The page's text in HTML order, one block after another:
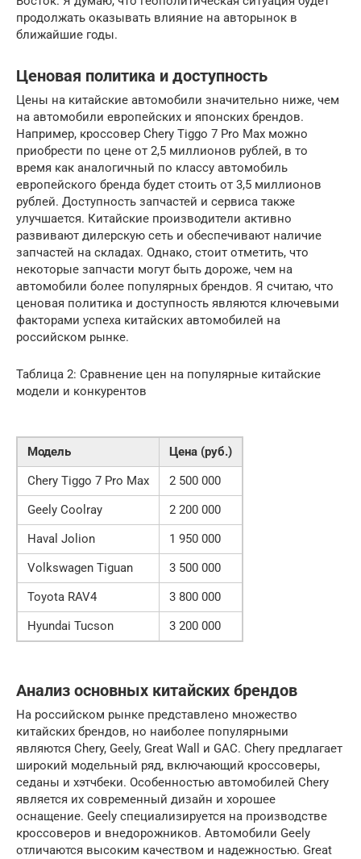
продолжать оказывать влияние на авторынок в
ближайшие годы.
Ценовая политика и доступность
Цены на китайские автомобили значительно ниже, чем
на автомобили европейских и японских брендов.
Например, кроссовер Chery Tiggo 7 Pro Max можно
приобрести по цене от 2,5 миллионов рублей, в то
время как аналогичный по классу автомобиль
европейского бренда будет стоить от 3,5 миллионов
рублей. Доступность запчастей и сервиса также
улучшается. Китайские производители активно
развивают дилерскую сеть и обеспечивают наличие
запчастей на складах. Однако, стоит отметить, что
некоторые запчасти могут быть дороже, чем на
автомобили более популярных брендов. Я считаю, что
ценовая политика и доступность являются ключевыми
факторами успеха китайских автомобилей на
российском рынке.
Таблица 2: Сравнение цен на популярные китайские
модели и конкурентов
Модель
Цена (руб.)
Chery Tiggo 7 Pro Max
2 500 000
Geely Coolray
2 200 000
Haval Jolion
1 950 000
Volkswagen Tiguan
3 500 000
Toyota RAV4
3 800 000
Hyundai Tucson
3 200 000
Анализ основных китайских брендов
На российском рынке представлено множество
китайских брендов, но наиболее популярными
являются Chery, Geely, Great Wall и GAC. Chery предлагает
широкий модельный ряд, включающий кроссоверы,
седаны и хэтчбеки. Особенностью автомобилей Chery
является их современный дизайн и хорошее
оснащение. Geely специализируется на производстве
кроссоверов и внедорожников. Автомобили Geely
отличаются высоким качеством и надежностью. Great